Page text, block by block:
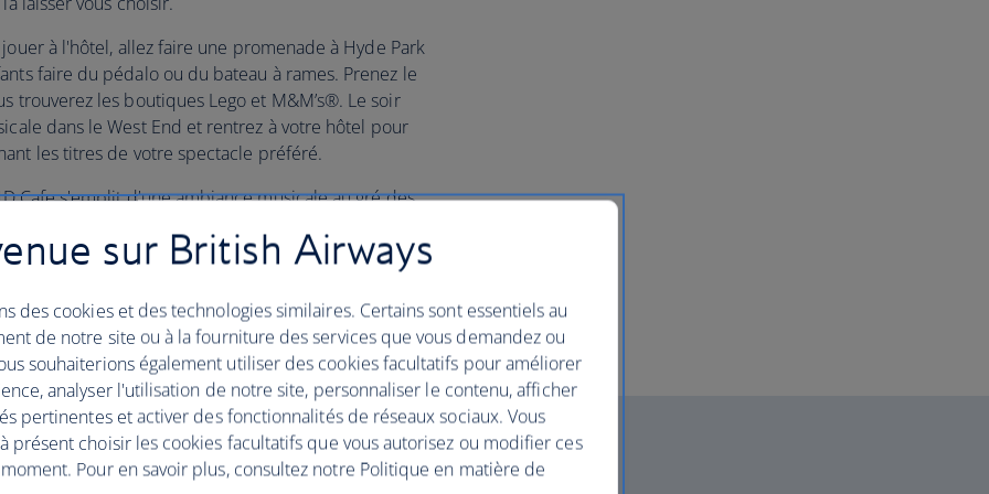
à l'hôtel, allez faire une promenade à Hyde Park
faire du pédalo ou du bateau à rames. Prenez le
trouverez les boutiques Lego et M&M’s®. Le soir
dans le West End et rentrez à votre hôtel pour
les titres de votre spectacle préféré.
Cafe s'emplit d'une ambiance musicale au gré des
y sont programmés. Le café est ouvert au grand
vous bénéficierez de réservations prioritaires. Que
porter un toast à vos vacances au son de la
de l'ambiance musicale nocturne au SOUND Bar.
sur British Airways
des cookies et des technologies similaires. Certains sont essentiels au
de notre site ou à la fourniture des services que vous demandez ou
souhaiterions également utiliser des cookies facultatifs pour améliorer
analyser l'utilisation de notre site, personnaliser le contenu, afficher
pertinentes et activer des fonctionnalités de réseaux sociaux. Vous
présent choisir les cookies facultatifs que vous autorisez ou modifier ces
Pour en savoir plus, consultez notre Politique en matière de